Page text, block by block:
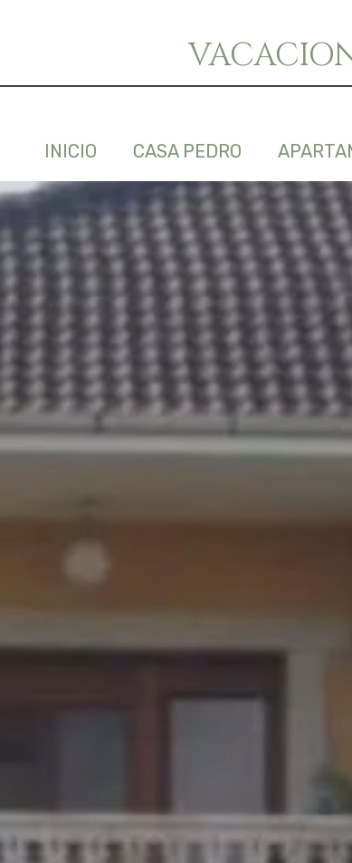
INICIO CASA PEDRO